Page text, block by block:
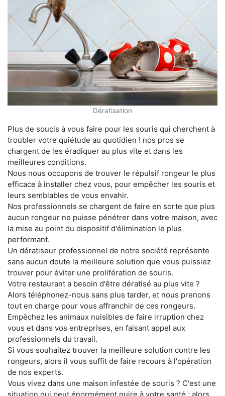
Dératisation
Plus de soucis à vous faire pour les souris qui cherchent à
troubler votre quiétude au quotidien ! nos pros se
chargent de les éradiquer au plus vite et dans les
meilleures conditions.
Nous nous occupons de trouver le répulsif rongeur le plus
efficace à installer chez vous, pour empêcher les souris et
leurs semblables de vous envahir.
Nos professionnels se chargent de faire en sorte que plus
aucun rongeur ne puisse pénétrer dans votre maison, avec
la mise au point du dispositif d'élimination le plus
performant.
Un dératiseur professionnel de notre société représente
sans aucun doute la meilleure solution que vous puissiez
trouver pour éviter une prolifération de souris.
Votre restaurant a besoin d'être dératisé au plus vite ?
Alors téléphonez-nous sans plus tarder, et nous prenons
tout en charge pour vous affranchir de ces rongeurs.
Empêchez les animaux nuisibles de faire irruption chez
vous et dans vos entreprises, en faisant appel aux
professionnels du travail.
Si vous souhaitez trouver la meilleure solution contre les
rongeurs, alors il vous suffit de faire recours à l'opération
de nos experts.
Vous vivez dans une maison infestée de souris ? C'est une
situation qui peut énormément nuire à votre santé ; alors